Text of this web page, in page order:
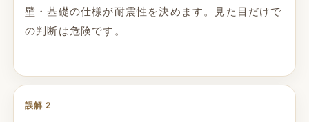
壁・基礎の仕様が耐震性を決めます。見た目だけで
の判断は危険です。
誤解 2